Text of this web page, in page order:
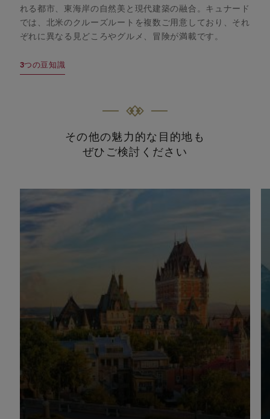
れる都市、東海岸の自然美と現代建築の融合。キュナード
では、北米のクルーズルートを複数ご用意しており、それ
ぞれに異なる見どころやグルメ、冒険が満載です。
3つの豆知識
その他の魅力的な目的地も
ぜひご検討ください